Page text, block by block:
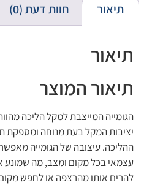
תיאור חוות דעת (0)
תיאור
תיאור המוצר
הגומייה המייצבת למקל הליכה
יציבות המקל בעת מנוחה ומספקת
ההליכה. עיצובה של הגומייה
עצמאי בכל מקום ומצב, מה
להרים אותו מהרצפה או לחפש